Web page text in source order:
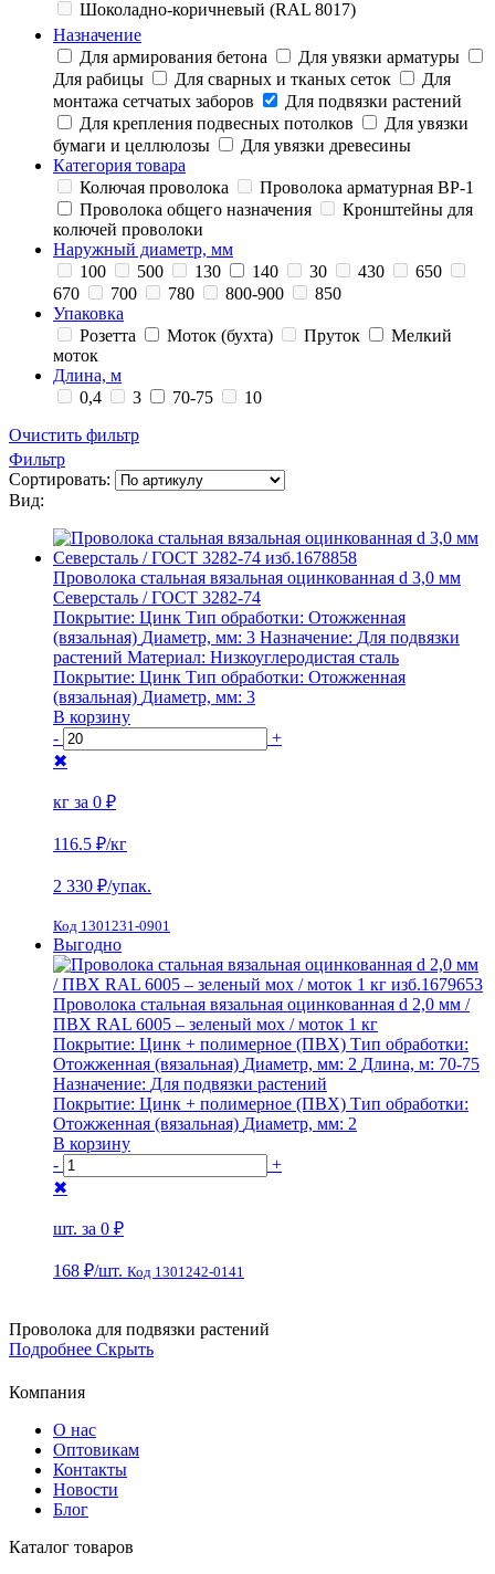
Шоколадно-коричневый (RAL 8017)
Назначение
Для армирования бетона
Для увязки арматуры
Для рабицы
Для сварных и тканых сеток
Для
монтажа сетчатых заборов
Для подвязки растений
Для крепления подвесных потолков
Для увязки
бумаги и целлюлозы
Для увязки древесины
Категория товара
Колючая проволока
Проволока арматурная ВР-1
Проволока общего назначения
Кронштейны для
колючей проволоки
Наружный диаметр, мм
100
500 130 140 30 430
650
670
700 780 800-900
850
Упаковка
Розетта
Моток (бухта) Пруток
Мелкий
моток
Длина, м
0,4
3 70-75
10
Очистить фильтр
Фильтр
Сортировать:
Вид:
Проволока стальная вязальная оцинкованная d 3,0 мм
Северсталь / ГОСТ 3282-74
Покрытие: Цинк Тип обработки: Отожженная
(вязальная) Диаметр, мм: 3 Назначение: Для подвязки
растений Материал: Низкоуглеродистая сталь
Покрытие: Цинк Тип обработки: Отожженная
(вязальная) Диаметр, мм: 3
В корзину
-
+
✖
кг за 0 ₽
116.5 ₽/кг
2 330 ₽/упак.
Код 1301231-0901
Выгодно
Проволока стальная вязальная оцинкованная d 2,0 мм /
ПВХ RAL 6005 – зеленый мох / моток 1 кг
Покрытие: Цинк + полимерное (ПВХ) Тип обработки:
Отожженная (вязальная) Диаметр, мм: 2 Длина, м: 70-75
Назначение: Для подвязки растений
Покрытие: Цинк + полимерное (ПВХ) Тип обработки:
Отожженная (вязальная) Диаметр, мм: 2
В корзину
-
+
✖
шт. за 0 ₽
168 ₽/шт. Код 1301242-0141
Проволока для подвязки растений
Подробнее Скрыть
Компания
О нас
Оптовикам
Контакты
Новости
Блог
Каталог товаров